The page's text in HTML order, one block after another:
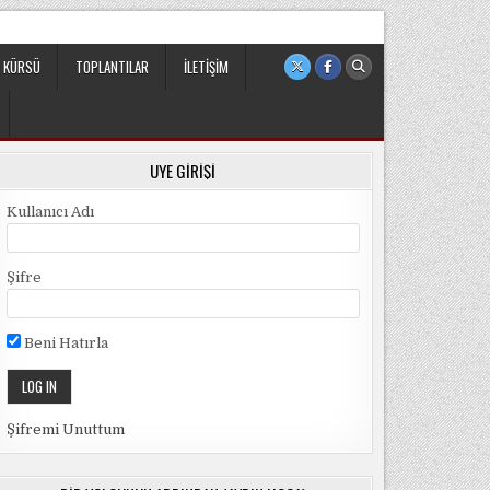
TOPLANTILAR İLETIŞIM
ÜYE GIRIŞI
Kullanıcı Adı
Şifre
Beni Hatırla
Şifremi Unuttum